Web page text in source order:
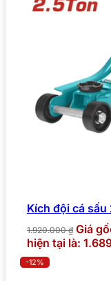
Kích đội cá
1.920.000₫ Giá
hiện tại là:
-12%